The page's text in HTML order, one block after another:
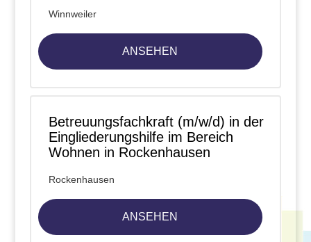
Winnweiler
ANSEHEN
Betreuungsfachkraft (m/w/d) in der
Eingliederungshilfe im Bereich
Wohnen in Rockenhausen
Rockenhausen
ANSEHEN